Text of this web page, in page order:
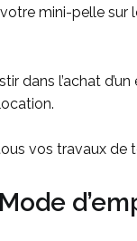
mini-pelle
dans l’achat
vos travaux de